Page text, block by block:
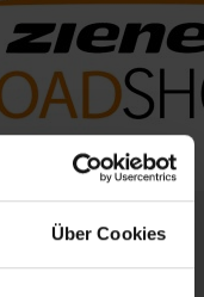
Über Cookies